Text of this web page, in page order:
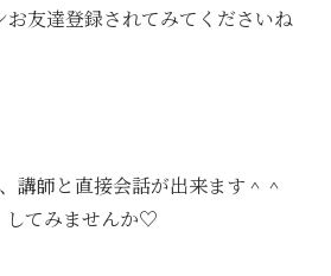
友達登録されてみてくださいね
講師と直接会話が出来ます＾＾
してみませんか♡